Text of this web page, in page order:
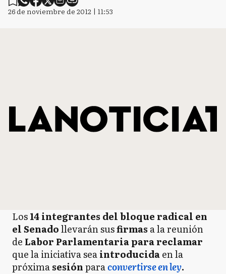
26 de noviembre de 2012 | 11:53
Los14 integrantes del bloque radical en
el Senadollevarán susfirmas a la reunión
de Labor Parlamentaria para reclamar
que la iniciativa seaintroducidaen la
próximasesiónparaconvertirse en ley.